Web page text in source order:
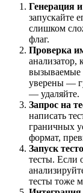
Генерация
запускайте
слишком
флаг.
Проверка
анализатор,
вызываемые
уверены —
— удаляйте.
Запрос на
написать
граничных
формат,
Запуск
тесты. Если
тесты тоже